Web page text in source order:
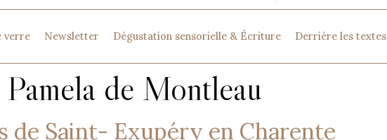
verre Newsletter Dégustation sensorielle & Écriture Derrière les textes
Pamela de Montleau
de Saint- Exupéry en Charente